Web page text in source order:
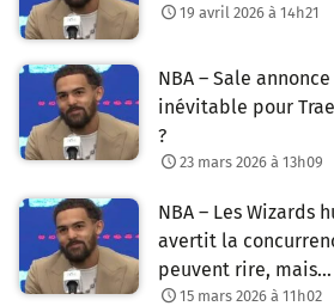
19 avril 2026 à 14h21
NBA – Sale
inévitable pour
?
23 mars 2026 à 13h09
NBA – Les Wizards
avertit la
peuvent rire, mais…
15 mars 2026 à 11h02